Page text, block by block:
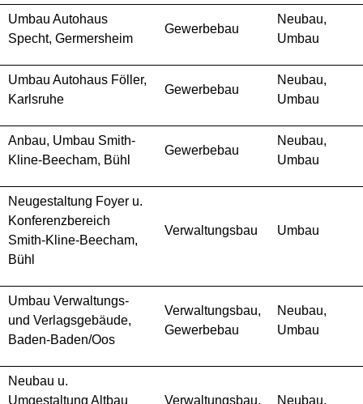
Umbau Autohaus
Specht, Germersheim
Gewerbebau
Neubau,
Umbau
Umbau Autohaus Föller,
Karlsruhe
Gewerbebau
Neubau,
Umbau
Anbau, Umbau Smith-
Kline-Beecham, Bühl
Gewerbebau
Neubau,
Umbau
Neugestaltung Foyer u.
Konferenzbereich
Smith-Kline-Beecham,
Bühl
Verwaltungsbau Umbau
Umbau Verwaltungs-
und Verlagsgebäude,
Baden-Baden/Oos
Verwaltungsbau,
Gewerbebau
Neubau,
Umbau
Neubau u.
Umgestaltung Altbau
Verwaltungsbau, Neubau,